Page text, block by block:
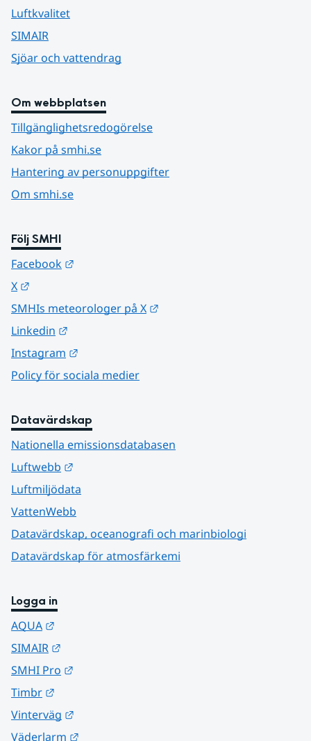
Luftkvalitet
SIMAIR
Sjöar och vattendrag
Om webbplatsen
Tillgänglighetsredogörelse
Kakor på smhi.se
Hantering av personuppgifter
Om smhi.se
Följ SMHI
Facebook
X
SMHIs meteorologer på X
Linkedin
Instagram
Policy för sociala medier
Datavärdskap
Nationella emissionsdatabasen
Luftwebb
Luftmiljödata
VattenWebb
Datavärdskap, oceanografi och marinbiologi
Datavärdskap för atmosfärkemi
Logga in
AQUA
SIMAIR
SMHI Pro
Timbr
Vinterväg
Väderlarm